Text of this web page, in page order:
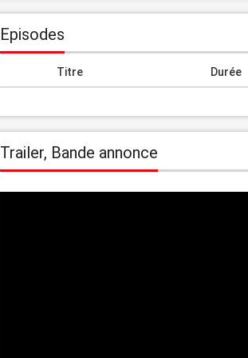
Episodes
Titre Durée
Trailer, Bande annonce